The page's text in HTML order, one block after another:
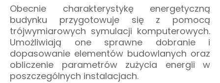
Obecnie charakterystykę energetyczną
budynku przygotowuje się z pomocą
trójwymiarowych symulacji komputerowych.
Umożliwiają one sprawne dobranie i
dopasowanie elementów budowlanych oraz
obliczenie parametrów zużycia energii w
poszczególnych instalacjach.